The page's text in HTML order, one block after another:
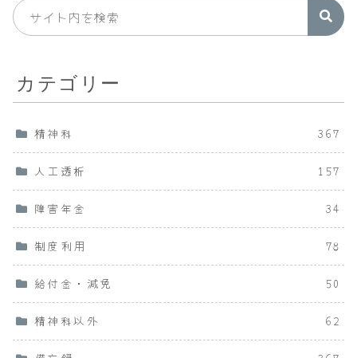
カテゴリー
精神科 367
人工透析 157
障害年金 34
制度利用 78
給付金・減免 50
精神科以外 62